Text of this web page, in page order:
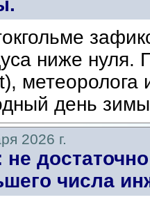
ниже
день
2026 г.
не
числа